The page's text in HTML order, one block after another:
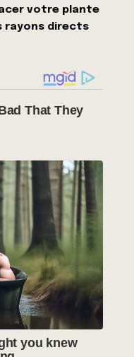
votre plante
rayons directs